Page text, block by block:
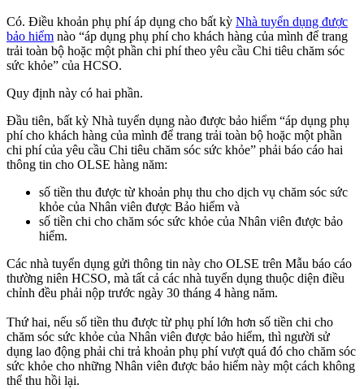
Có. Điều khoản phụ phí áp dụng cho bất kỳ Nhà tuyển dụng được
bảo hiểm nào “áp dụng phụ phí cho khách hàng của mình để trang
trải toàn bộ hoặc một phần chi phí theo yêu cầu Chi tiêu chăm sóc
sức khỏe” của HCSO.
Quy định này có hai phần.
Đầu tiên, bất kỳ Nhà tuyển dụng nào được bảo hiểm “áp dụng phụ
phí cho khách hàng của mình để trang trải toàn bộ hoặc một phần
chi phí của yêu cầu Chi tiêu chăm sóc sức khỏe” phải báo cáo hai
thông tin cho OLSE hàng năm:
số tiền thu được từ khoản phụ thu cho dịch vụ chăm sóc sức
khỏe của Nhân viên được Bảo hiểm và
số tiền chi cho chăm sóc sức khỏe của Nhân viên được bảo
hiểm.
Các nhà tuyển dụng gửi thông tin này cho OLSE trên Mẫu báo cáo
thường niên HCSO, mà tất cả các nhà tuyển dụng thuộc diện điều
chỉnh đều phải nộp trước ngày 30 tháng 4 hàng năm.
Thứ hai, nếu số tiền thu được từ phụ phí lớn hơn số tiền chi cho
chăm sóc sức khỏe của Nhân viên được bảo hiểm, thì người sử
dụng lao động phải chi trả khoản phụ phí vượt quá đó cho chăm sóc
sức khỏe cho những Nhân viên được bảo hiểm này một cách không
thể thu hồi lại.